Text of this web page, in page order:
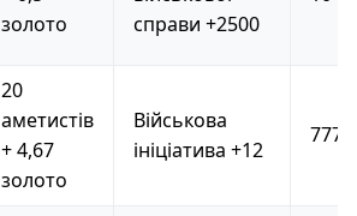
золото
справи +2500
20
аметистів
+ 4,67
золото
Військова
ініціатива +12
777